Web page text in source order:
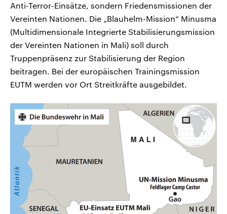
Anti-Terror-Einsätze, sondern Friedensmissionen der
Vereinten Nationen. Die „Blauhelm-Mission“ Minusma
(Multidimensionale Integrierte Stabilisierungsmission
der Vereinten Nationen in Mali) soll durch
Truppenpräsenz zur Stabilisierung der Region
beitragen. Bei der europäischen Trainingsmission
EUTM werden vor Ort Streitkräfte ausgebildet.